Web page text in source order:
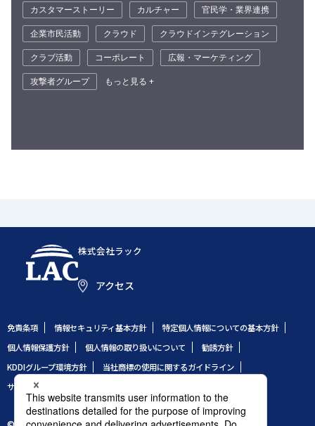
カスタマーストーリー
カルチャー
官民学・業界連携
企業市民活動
クラウド
クラウドインテグレーション
クラブ活動
コーポレート
広報・マーケティング
攻撃者グループ
もっと見る +
株式会社ラック
アクセス
免責条項 情報セキュリティ基本方針
特定個人情報についての基本方針
個人情報保護方針
個人情報の取り扱いについて
勧誘方針
KDDIグループ環境方針
当社商標の使用に関するガイドライン
サイトのご利用条件